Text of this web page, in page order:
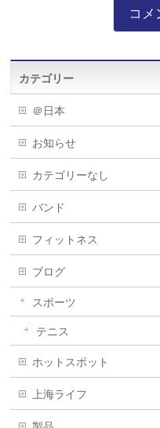
カテゴリー
＠日本
お知らせ
カテゴリーなし
バンド
フィットネス
ブログ
スポーツ
テニス
ホットスポット
上海ライフ